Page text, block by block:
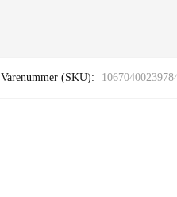
Varenummer (SKU):